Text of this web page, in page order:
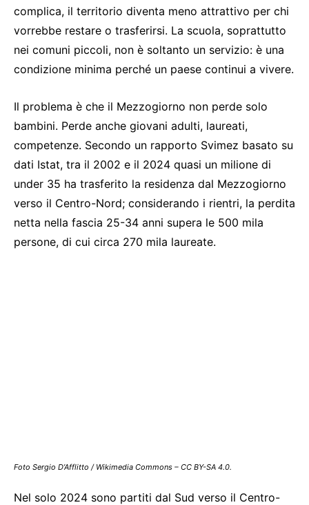
complica, il territorio diventa meno attrattivo per chi
vorrebbe restare o trasferirsi. La scuola, soprattutto
nei comuni piccoli, non è soltanto un servizio: è una
condizione minima perché un paese continui a vivere.
Il problema è che il Mezzogiorno non perde solo
bambini. Perde anche giovani adulti, laureati,
competenze. Secondo un rapporto Svimez basato su
dati Istat, tra il 2002 e il 2024 quasi un milione di
under 35 ha trasferito la residenza dal Mezzogiorno
verso il Centro-Nord; considerando i rientri, la perdita
netta nella fascia 25-34 anni supera le 500 mila
persone, di cui circa 270 mila laureate.
Foto Sergio D’Afflitto / Wikimedia Commons – CC BY-SA 4.0.
Nel solo 2024 sono partiti dal Sud verso il Centro-